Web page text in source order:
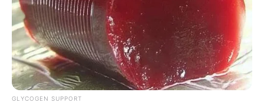
GLYCOGEN SUPPORT